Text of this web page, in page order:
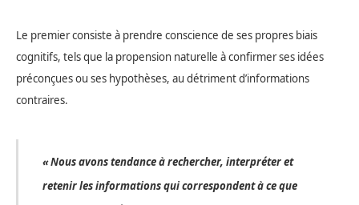
Le premier consiste à prendre conscience de ses propres biais
cognitifs, tels que la propension naturelle à confirmer ses idées
préconçues ou ses hypothèses, au détriment d’informations
contraires.
« Nous avons tendance à rechercher, interpréter et
retenir les informations qui correspondent à ce que